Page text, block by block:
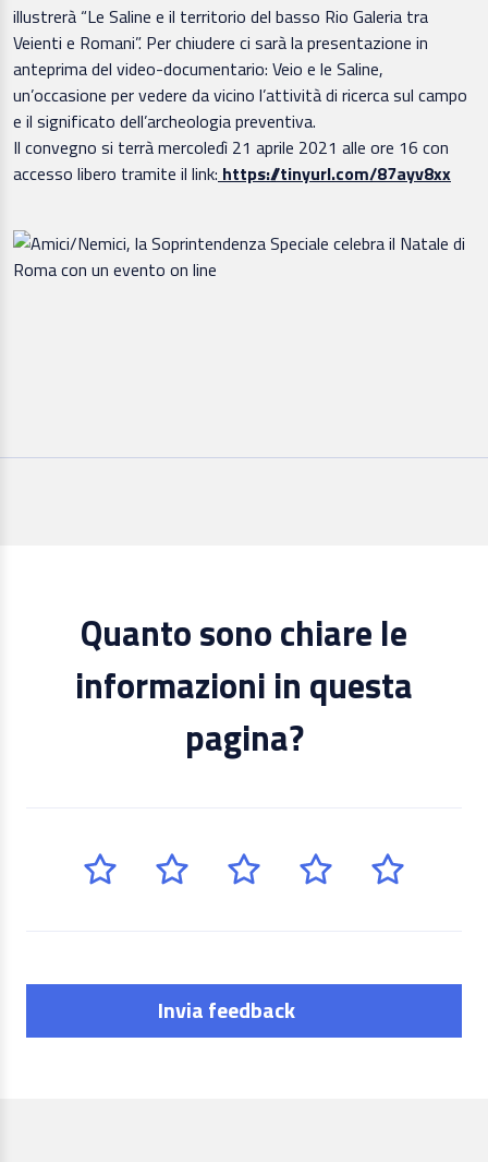
illustrerà “Le Saline e il territorio del basso Rio Galeria tra
Veienti e Romani”. Per chiudere ci sarà la presentazione in
anteprima del video-documentario: Veio e le Saline,
un’occasione per vedere da vicino l’attività di ricerca sul campo
e il significato dell’archeologia preventiva.
Il convegno si terrà mercoledì 21 aprile 2021 alle ore 16 con
accesso libero tramite il link: https://tinyurl.com/87ayv8xx
Quanto sono chiare le
informazioni in questa
pagina?
Invia feedback